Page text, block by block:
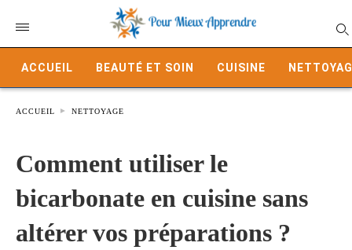
ACCUEIL BEAUTÉ ET SOIN CUISINE
ACCUEIL NETTOYAGE
Comment utiliser le
bicarbonate en cuisine sans
altérer vos préparations ?